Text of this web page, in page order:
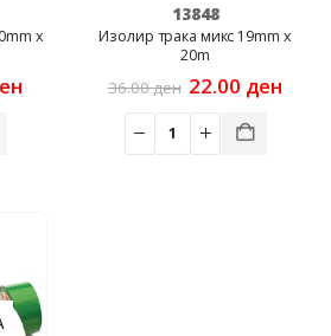
x
13848
Изолир трака микс 19mm x
20m
36.00ден Original
was:
36.00 ден.
22.00 ден